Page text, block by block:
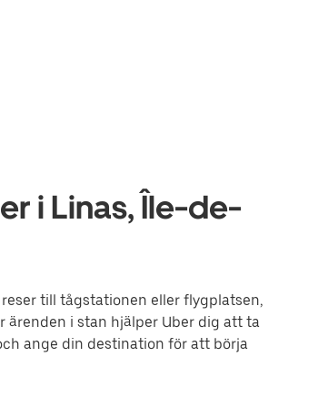
i Linas, Île-de-
till tågstationen eller flygplatsen,
ärenden i stan hjälper Uber dig att ta
ange din destination för att börja